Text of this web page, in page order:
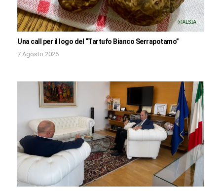
Una call per il logo del “Tartufo Bianco Serrapotamo”
7 Agosto 2026